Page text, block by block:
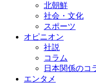
北朝鮮
社会・文化
スポーツ
オピニオン
社説
コラム
日本関係のコ
エンタメ